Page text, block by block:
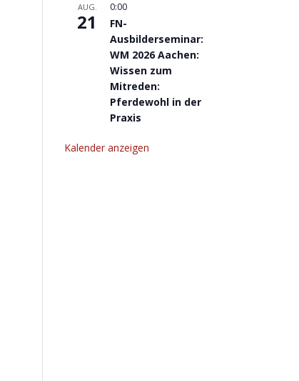
AUG.
21
0:00
FN-
Ausbilderseminar:
WM 2026 Aachen:
Wissen zum
Mitreden:
Pferdewohl in der
Praxis
Kalender anzeigen